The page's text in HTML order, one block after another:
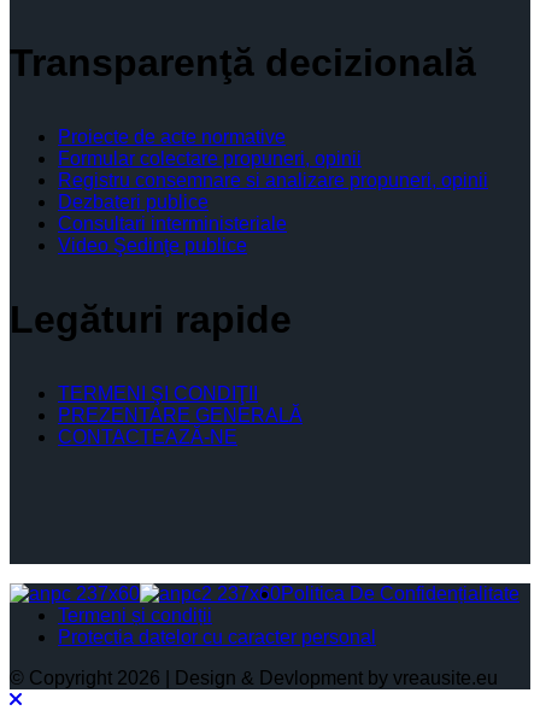
Transparenţă decizională
Proiecte de acte normative
Formular colectare propuneri, opinii
Registru consemnare si analizare propuneri, opinii
Dezbateri publice
Consultari interministeriale
Video Şedinţe publice
Legături rapide
TERMENI ŞI CONDIŢII
PREZENTARE GENERALĂ
CONTACTEAZĂ-NE
Politica De Confidențialitate
Termeni și condiții
Protectia datelor cu caracter personal
© Copyright 2026 | Design & Devlopment by vreausite.eu